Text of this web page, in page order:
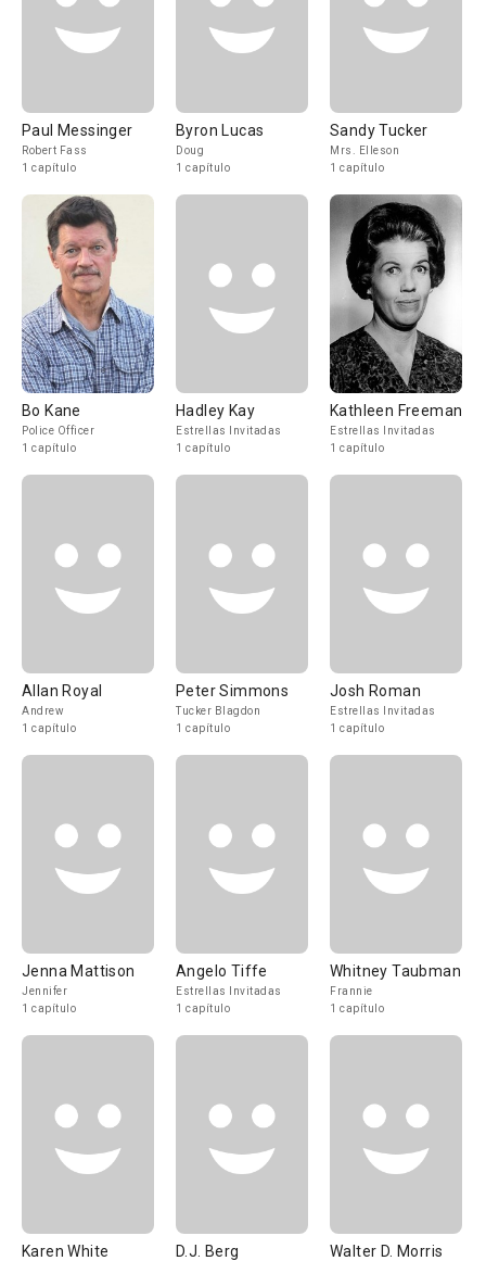
Paul Messinger
Robert Fass
1 capítulo
Byron Lucas
Doug
1 capítulo
Sandy Tucker
Mrs. Elleson
1 capítulo
Bo Kane
Police Officer
1 capítulo
Hadley Kay
Estrellas Invitadas
1 capítulo
Kathleen Freeman
Estrellas Invitadas
1 capítulo
Allan Royal
Andrew
1 capítulo
Peter Simmons
Tucker Blagdon
1 capítulo
Josh Roman
Estrellas Invitadas
1 capítulo
Jenna Mattison
Jennifer
1 capítulo
Angelo Tiffe
Estrellas Invitadas
1 capítulo
Whitney Taubman
Frannie
1 capítulo
Karen White D.J. Berg Walter D. Morris